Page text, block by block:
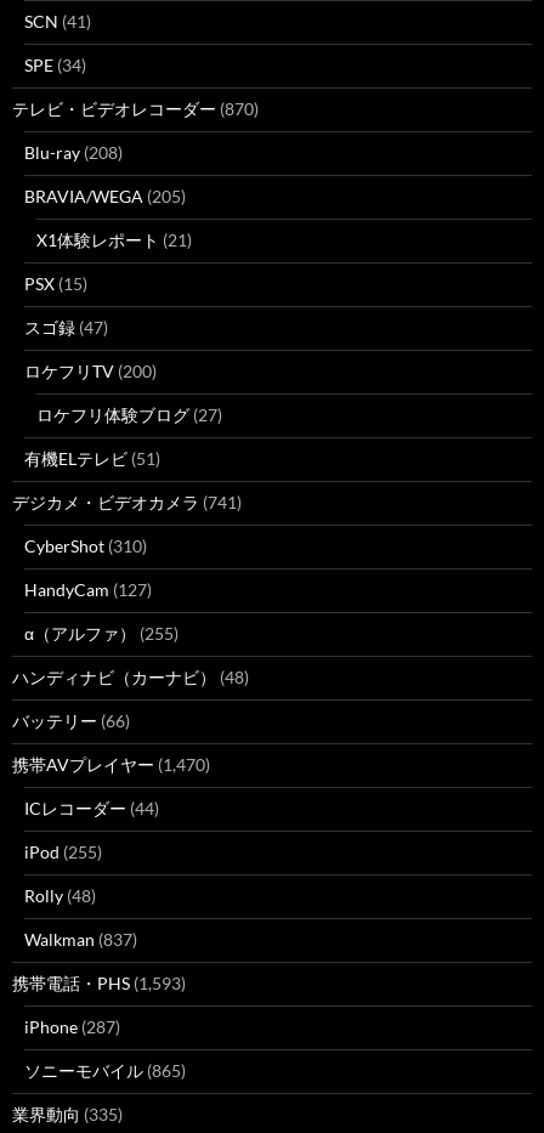
SCN (41)
SPE (34)
テレビ・ビデオレコーダー (870)
Blu-ray (208)
BRAVIA/WEGA (205)
X1体験レポート (21)
PSX (15)
スゴ録 (47)
ロケフリTV (200)
ロケフリ体験ブログ (27)
有機ELテレビ (51)
デジカメ・ビデオカメラ (741)
CyberShot (310)
HandyCam (127)
α（アルファ） (255)
ハンディナビ（カーナビ） (48)
バッテリー (66)
携帯AVプレイヤー (1,470)
ICレコーダー (44)
iPod (255)
Rolly (48)
Walkman (837)
携帯電話・PHS (1,593)
iPhone (287)
ソニーモバイル (865)
業界動向 (335)